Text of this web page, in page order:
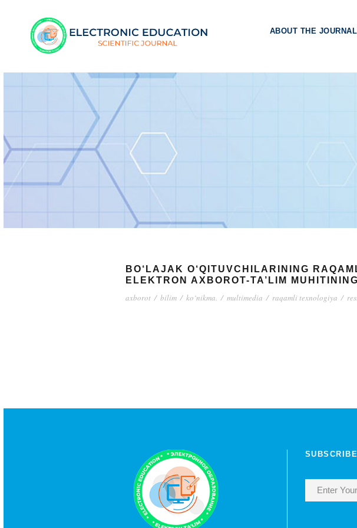
ABOUT THE JOURNAL
BO‘LAJAK O‘QITUVCHILARINING
ELEKTRON AXBOROT-TA’LIM MUHITINING
axborot / bilim / ko‘nikma. / multimedia / raqamli texnologiya /